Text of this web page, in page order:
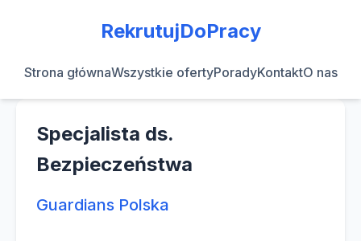
RekrutujDoPracy
Strona głównaWszystkie ofertyPoradyKontaktO nas
Specjalista ds.
Bezpieczeństwa
Guardians Polska